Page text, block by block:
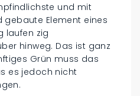
und mit
Element eines
laufen zig
hinweg. Das ist ganz
Grün muss das
es jedoch nicht